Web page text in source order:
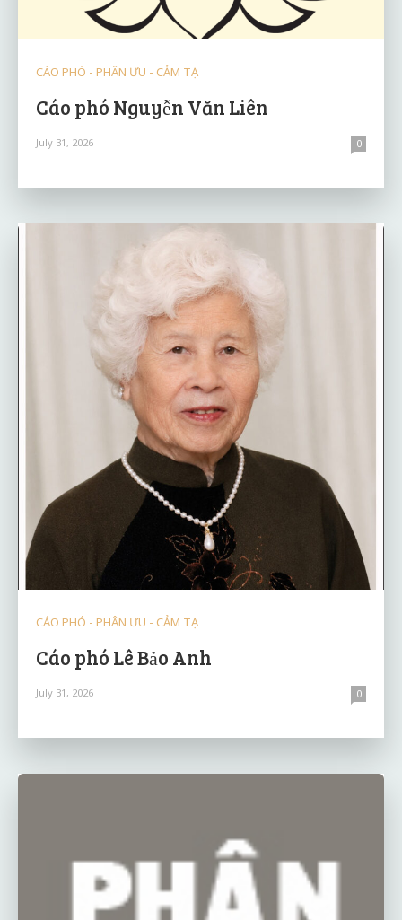
CÁO PHÓ - PHÂN ƯU - CẢM TẠ
Cáo phó Nguyễn Văn Liên
July 31, 2026 0
CÁO PHÓ - PHÂN ƯU - CẢM TẠ
Cáo phó Lê Bảo Anh
July 31, 2026 0